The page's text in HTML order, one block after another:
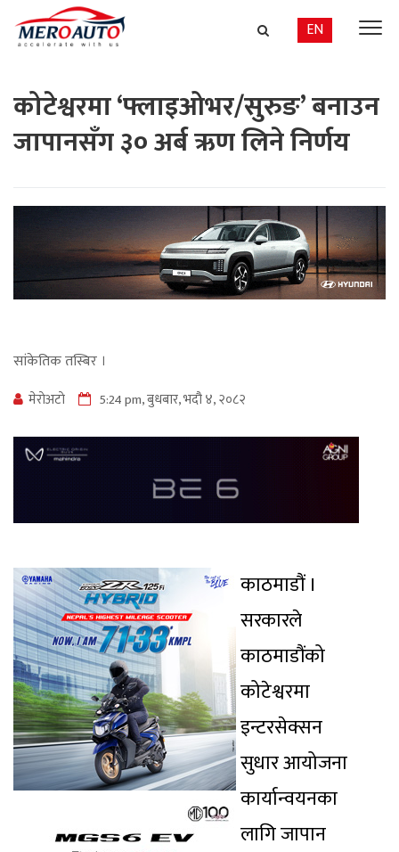
EN
कोटेश्वरमा ‘फ्लाइओभर/सुरुङ’ बनाउन
जापानसँग ३० अर्ब ऋण लिने निर्णय
सांकेतिक तस्बिर ।
मेराेअटाे 5:24 pm, बुधबार, भदौ ४, २०८२
काठमाडौं ।
सरकारले
काठमाडौंको
कोटेश्वरमा
इन्टरसेक्सन
सुधार आयोजना
कार्यान्वयनका
लागि जापान